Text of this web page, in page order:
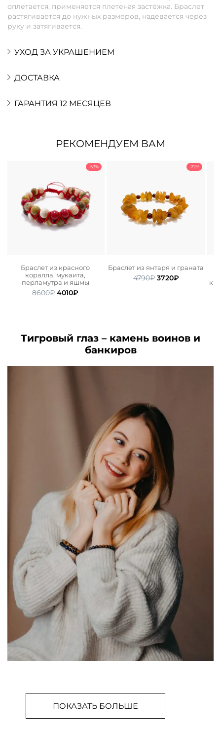
оплетается, применяется плетеная застёжка. Браслет
растягивается до нужных размеров, надевается через
руку и затягивается.
УХОД ЗА УКРАШЕНИЕМ
ДОСТАВКА
ГАРАНТИЯ 12 МЕСЯЦЕВ
РЕКОМЕНДУЕМ ВАМ
-53%
Браслет из красного
коралла, мукаита,
перламутра и яшмы
8600₽ Первоначальная
4010₽
-22%
Браслет из янтаря и граната
4790₽ Первоначальная
3720₽Текущая
Тигровый глаз – камень воинов и
банкиров
ПОКАЗАТЬ БОЛЬШЕ